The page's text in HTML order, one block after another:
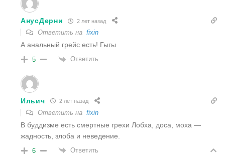
АнусДерни 2 лет назад
Ответить на fixin
А анальный грейс есть! Гыгы
5 Ответить
Ильич 2 лет назад
Ответить на fixin
В буддизме есть смертные грехи Лобха, доса, моха —
жадность, злоба и неведение.
6 Ответить